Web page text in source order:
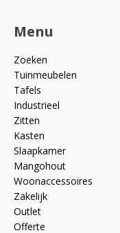
Menu
Zoeken
Tuinmeubelen
Tafels
Industrieel
Zitten
Kasten
Slaapkamer
Mangohout
Woonaccessoires
Zakelijk
Outlet
Offerte